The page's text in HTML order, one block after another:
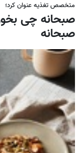
متخصص تغذیه عنوان کرد؛
صبحانه چی
صبحانه